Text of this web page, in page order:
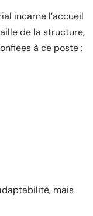
incarne l’accueil
de la structure,
à ce poste :
mais